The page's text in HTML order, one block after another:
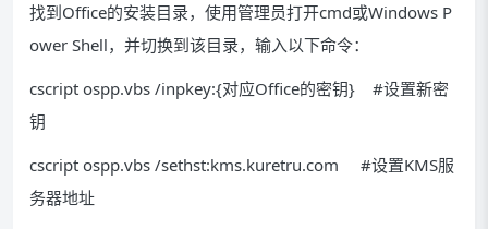
找到Office的安装目录，使用管理员打开cmd或Windows P
ower Shell，并切换到该目录，输入以下命令：
cscript ospp.vbs /inpkey:{对应Office的密钥} #设置新密
钥
cscript ospp.vbs /sethst:kms.kuretru.com #设置KMS服
务器地址